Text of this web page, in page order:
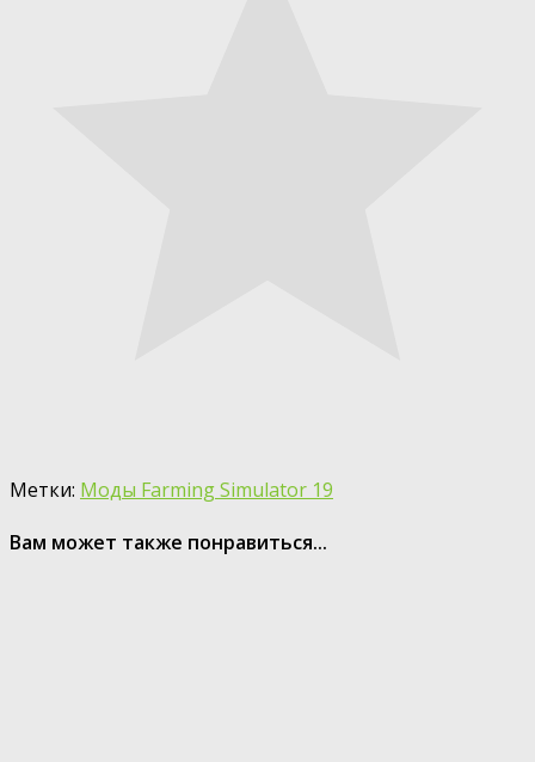
Метки: Моды Farming Simulator 19
Вам может также понравиться...